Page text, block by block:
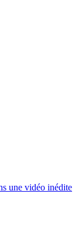
une vidéo inédite